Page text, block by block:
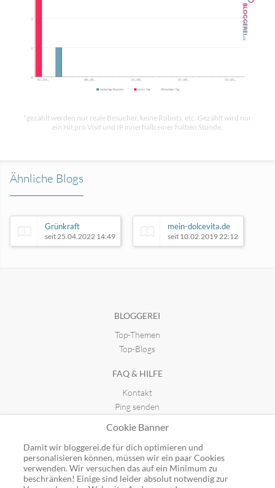
*gezählt werden nur reale Besucher, keine Robots, etc. Gezählt wird nur
ein Hit pro Visit und IP innerhalb einer halben Stunde.
Ähnliche Blogs
Grünkraft
seit 25.04.2022 14:49
mein-dolcevita.de
seit 10.02.2019 22:12
Kreativ mit täschwerk
BLOGGEREI
Top-Themen
Top-Blogs
FAQ & HILFE
Kontakt
Ping senden
GUTSCHEINE
Top-Gutscheine
Alle Shops
Cookie Banner
Damit wir bloggerei.de für dich optimieren und
personalisieren können, müssen wir ein paar Cookies
verwenden. Wir versuchen das auf ein Minimum zu
beschränken! Einige sind leider absolut notwendig zur